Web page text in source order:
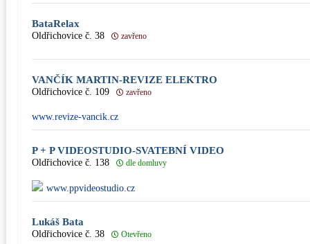
BataRelax
Oldřichovice č. 38 zavřeno
VANČÍK MARTIN-REVIZE ELEKTRO
Oldřichovice č. 109 zavřeno
www.revize-vancik.cz
P + P VIDEOSTUDIO-SVATEBNÍ VIDEO
Oldřichovice č. 138 dle domluvy
www.ppvideostudio.cz
Lukáš Bata
Oldřichovice č. 38 Otevřeno